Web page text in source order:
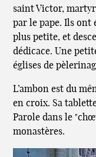
saint Victor, martyr
par le pape. Ils ont
plus petite, et
dédicace. Une
églises de
L’ambon est du
en croix. Sa
Parole dans le
monastères.